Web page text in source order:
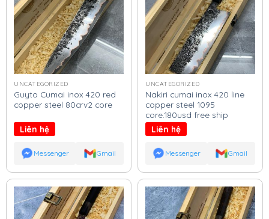
UNCATEGORIZED
Guyto Cumai inox 420 red
copper steel 80crv2 core
Liên hệ
Messenger Gmail
UNCATEGORIZED
Nakiri cumai inox 420 line
copper steel 1095
core.180usd free ship
Liên hệ
Messenger Gmail